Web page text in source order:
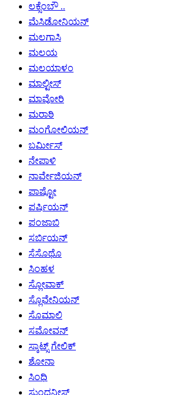
ಲಕ್ಸೆಂಬೌ ..
ಮೆಸಿಡೋನಿಯನ್
ಮಲಗಾಸಿ
ಮಲಯ
ಮಲಯಾಳಂ
ಮಾಲ್ಟೀಸ್
ಮಾವೋರಿ
ಮರಾಠಿ
ಮಂಗೋಲಿಯನ್
ಬರ್ಮೀಸ್
ನೇಪಾಳಿ
ನಾರ್ವೇಜಿಯನ್
ಪಾಷ್ಟೋ
ಪರ್ಷಿಯನ್
ಪಂಜಾಬಿ
ಸರ್ಬಿಯನ್
ಸೆಸೊಥೊ
ಸಿಂಹಳ
ಸ್ಲೋವಾಕ್
ಸ್ಲೊವೇನಿಯನ್
ಸೊಮಾಲಿ
ಸಮೋವನ್
ಸ್ಕಾಟ್ಸ್ ಗೇಲಿಕ್
ಶೋನಾ
ಸಿಂಧಿ
ಸುಂದನೀಸ್